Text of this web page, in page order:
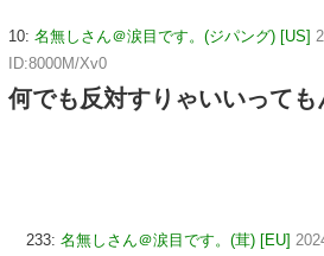
10: 名無しさん＠涙目です。(ジパング) [US]
ID:8000M/Xv0
何でも反対すりゃいいっても
233: 名無しさん＠涙目です。(茸) [EU]